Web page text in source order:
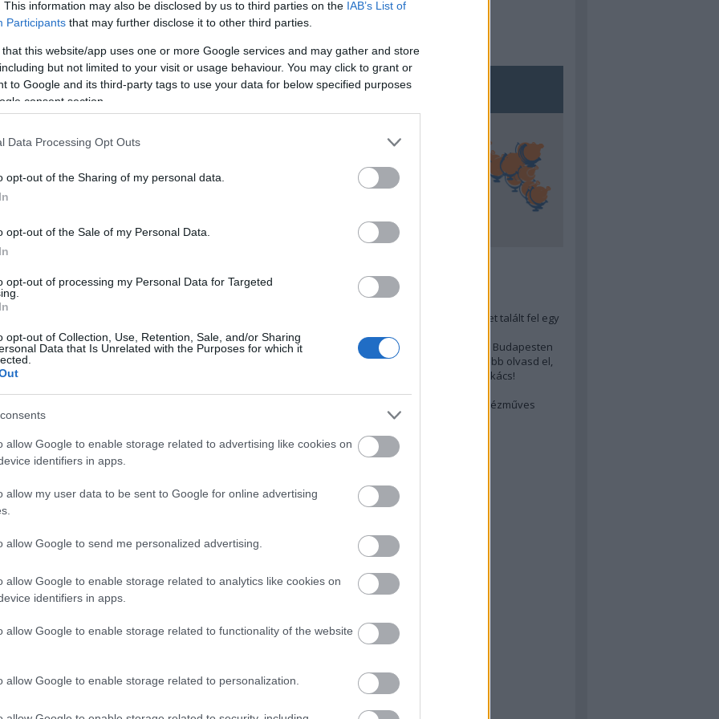
This information may also be disclosed by us to third parties on the IAB’s List of
Participants that may further disclose it to other third parties.
that this website/app uses one or more Google services and may gather and store
but not limited to your visit or usage behaviour. You may click to grant or
to Google and its third-party tags to use your data for below specified purposes
consent section.
Data Processing Opt Outs
opt-out of the Sharing of my personal data.
opt-out of the Sale of my Personal Data.
opt-out of processing my Personal Data for Targeted
opt-out of Collection, Use, Retention, Sale, and/or Sharing
Data that Is Unrelated with the Purposes for which it
allow Google to enable storage related to advertising like cookies on
identifiers in apps.
allow my user data to be sent to Google for online advertising
allow Google to send me personalized advertising.
allow Google to enable storage related to analytics like cookies on
identifiers in apps.
allow Google to enable storage related to functionality of the website
allow Google to enable storage related to personalization.
ételeket, mint az eredeti.
Tovább
10komment
2015. október 17.írta:
Erről a helyről fog
Budapest
világnak.
A tényleg bécsi bécsi
szelet egy
csillagelhagyótól (recept)
Budapesten, általában nem nagyon
recepttel, maximum annyi, hogy egy
hússzelet panírban sütve. Ez viszont az
két Michelin-csillagos osztrák…
TOP5
Annyira menő Budapest-térképet talált fel egy
A 10 legjobb (elérhető árú) ebéd Budapesten
Szakács akarsz lenni? Akkor előbb olvasd el,
mit gondol erről egy magyar szakács!
Budapest rejtett kincsei: orosz kézműves
afrikai konyha
ázsiai konyha
baszk konyha
belgium
bocusedor
bocuse dor
dél amerika